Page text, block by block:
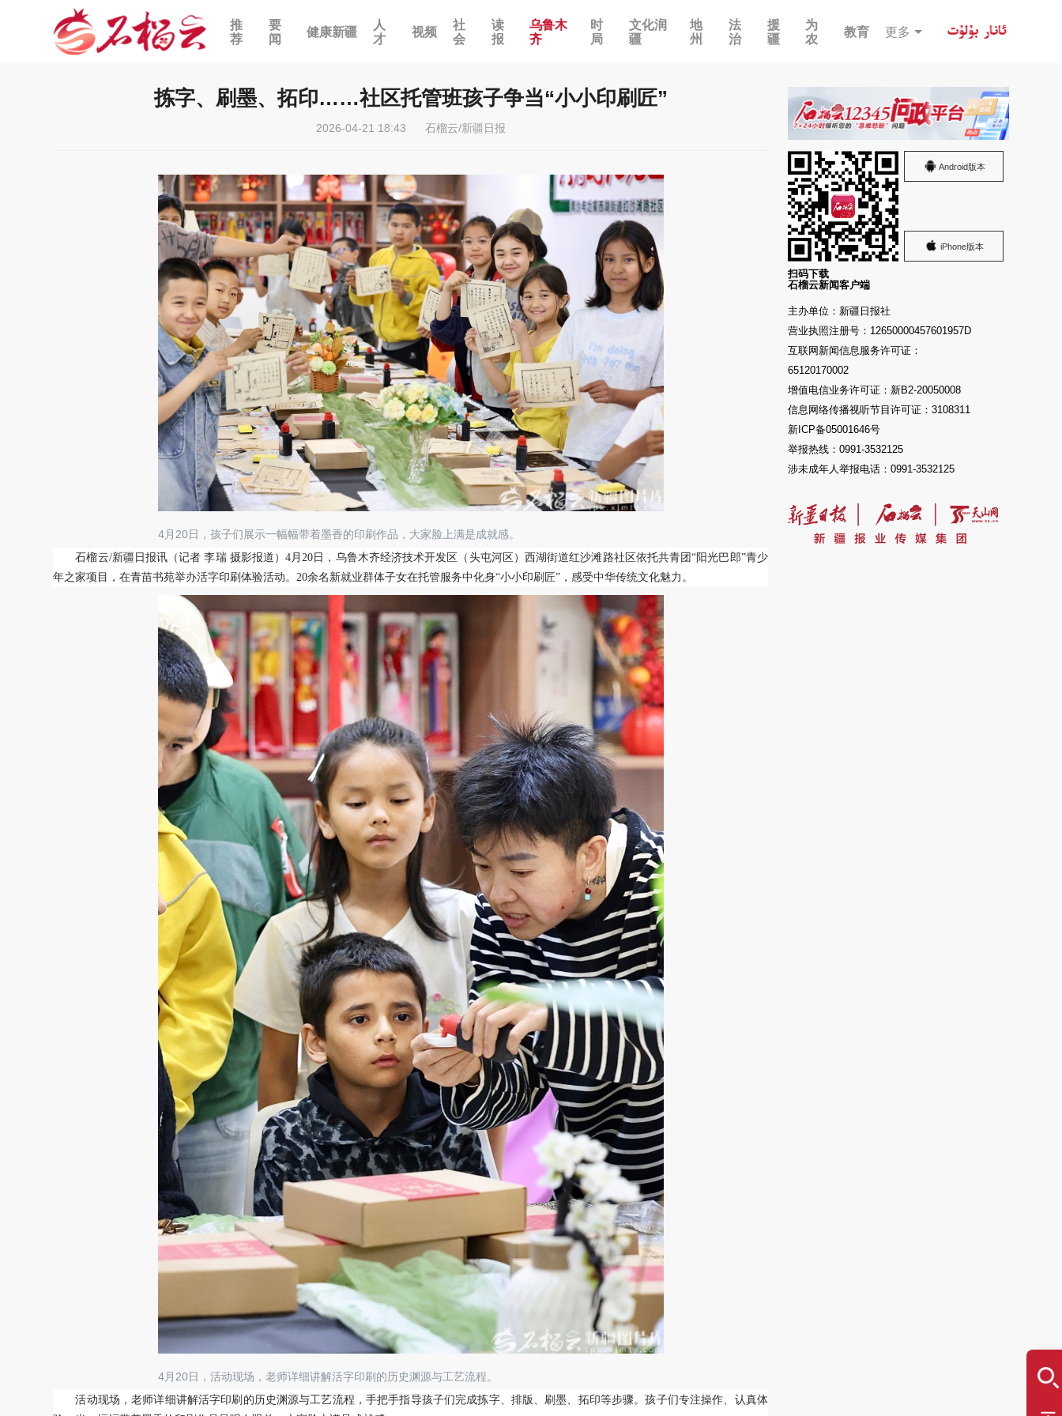
推
荐
要
闻
健康新疆
人
才
视频
社
会
读
报
乌鲁木
齐
时
局
文化润
疆
地
州
法
治
援
疆
为
农
教育 更多
拣字、刷墨、拓印……社区托管班孩子争当“小小印刷匠”
2026-04-21 18:43 石榴云/新疆日报
4月20日，孩子们展示一幅幅带着墨香的印刷作品，大家脸上满是成就感。
石榴云/新疆日报讯（记者 李瑞 摄影报道）4月20日，乌鲁木齐经济技术开发区（头屯河区）西湖街道红沙滩路社区依托共青团“阳光巴郎”青少
年之家项目，在青苗书苑举办活字印刷体验活动。20余名新就业群体子女在托管服务中化身“小小印刷匠”，感受中华传统文化魅力。
4月20日，活动现场，老师详细讲解活字印刷的历史渊源与工艺流程。
活动现场，老师详细讲解活字印刷的历史渊源与工艺流程，手把手指导孩子们完成拣字、排版、刷墨、拓印等步骤。孩子们专注操作、认真体
Android版本
iPhone版本
扫码下载
石榴云新闻客户端
主办单位：新疆日报社
营业执照注册号：12650000457601957D
互联网新闻信息服务许可证：
65120170002
增值电信业务许可证：新B2-20050008
信息网络传播视听节目许可证：3108311
新ICP备05001646号
举报热线：0991-3532125
涉未成年人举报电话：0991-3532125